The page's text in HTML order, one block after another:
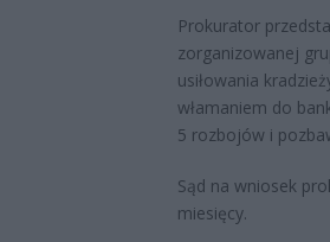
Prokurator
zorganizowanej
usiłowania
włamaniem do
5 rozbojów i
Sąd na wniosek
miesięcy.